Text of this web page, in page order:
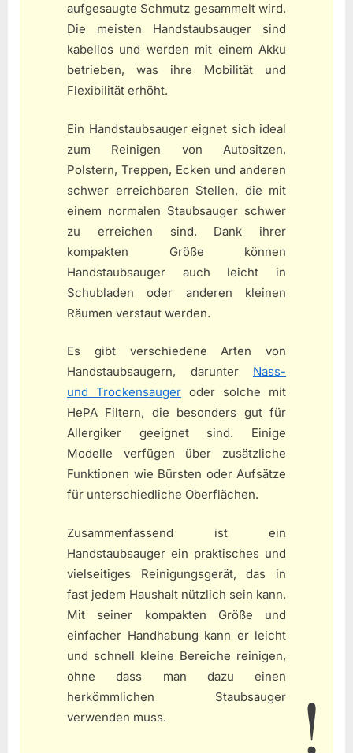
aufgesaugte Schmutz gesammelt wird.
Die meisten Handstaubsauger sind
kabellos und werden mit einem Akku
betrieben, was ihre Mobilität und
Flexibilität erhöht.
Ein Handstaubsauger eignet sich ideal
zum Reinigen von Autositzen,
Polstern, Treppen, Ecken und anderen
schwer erreichbaren Stellen, die mit
einem normalen Staubsauger schwer
zu erreichen sind. Dank ihrer
kompakten Größe können
Handstaubsauger auch leicht in
Schubladen oder anderen kleinen
Räumen verstaut werden.
Es gibt verschiedene Arten von
Handstaubsaugern, darunter Nass-
und Trockensauger oder solche mit
HePA Filtern, die besonders gut für
Allergiker geeignet sind. Einige
Modelle verfügen über zusätzliche
Funktionen wie Bürsten oder Aufsätze
für unterschiedliche Oberflächen.
Zusammenfassend ist ein
Handstaubsauger ein praktisches und
vielseitiges Reinigungsgerät, das in
fast jedem Haushalt nützlich sein kann.
Mit seiner kompakten Größe und
einfacher Handhabung kann er leicht
und schnell kleine Bereiche reinigen,
ohne dass man dazu einen
herkömmlichen Staubsauger
verwenden muss.